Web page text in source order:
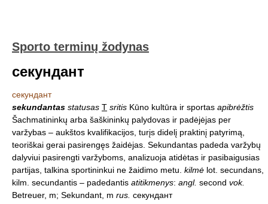
Sporto terminų žodynas
секундант
секундант
sekundantas statusas T sritis Kūno kultūra ir sportas apibrėžtis
Šachmatininkų arba šaškininkų palydovas ir padėjėjas per
varžybas – aukštos kvalifikacijos, turįs didelį praktinį patyrimą,
teoriškai gerai pasirengęs žaidėjas. Sekundantas padeda varžybų
dalyviui pasirengti varžyboms, analizuoja atidėtas ir pasibaigusias
partijas, talkina sportininkui ne žaidimo metu. kilmė lot. secundans,
kilm. secundantis – padedantis atitikmenys: angl. second vok.
Betreuer, m; Sekundant, m rus. секундант